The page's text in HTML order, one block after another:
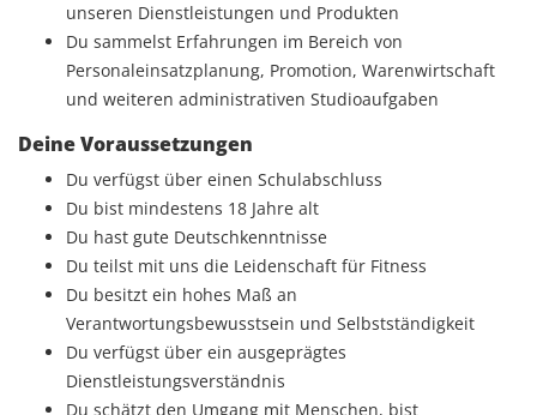
unseren Dienstleistungen und Produkten
Du sammelst Erfahrungen im Bereich von
Personaleinsatzplanung, Promotion, Warenwirtschaft
und weiteren administrativen Studioaufgaben
Deine Voraussetzungen
Du verfügst über einen Schulabschluss
Du bist mindestens 18 Jahre alt
Du hast gute Deutschkenntnisse
Du teilst mit uns die Leidenschaft für Fitness
Du besitzt ein hohes Maß an
Verantwortungsbewusstsein und Selbstständigkeit
Du verfügst über ein ausgeprägtes
Dienstleistungsverständnis
Du schätzt den Umgang mit Menschen, bist